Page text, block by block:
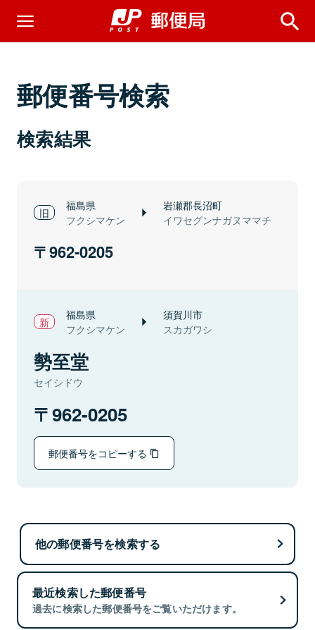
郵便番号検索
検索結果
福島県
フクシマケン
岩瀬郡長沼町
イワセグンナガヌママチ
962-0205
福島県
フクシマケン
須賀川市
スカガワシ
勢至堂
セイシドウ
962-0205
郵便番号をコピーする
他の郵便番号を検索する
最近検索した郵便番号
過去に検索した郵便番号をご覧いただけます。